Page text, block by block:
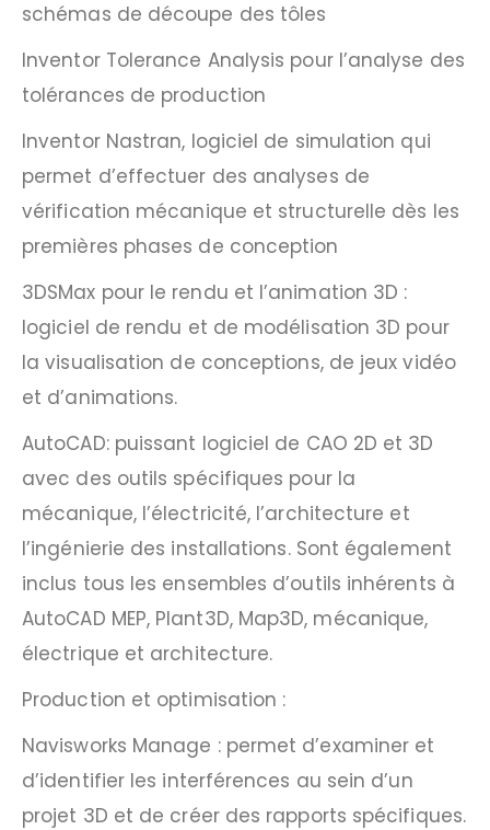
schémas de découpe des tôles
Inventor Tolerance Analysis pour l’analyse des
tolérances de production
Inventor Nastran, logiciel de simulation qui
permet d’effectuer des analyses de
vérification mécanique et structurelle dès les
premières phases de conception
3DSMax pour le rendu et l’animation 3D :
logiciel de rendu et de modélisation 3D pour
la visualisation de conceptions, de jeux vidéo
et d’animations.
AutoCAD: puissant logiciel de CAO 2D et 3D
avec des outils spécifiques pour la
mécanique, l’électricité, l’architecture et
l’ingénierie des installations. Sont également
inclus tous les ensembles d’outils inhérents à
AutoCAD MEP, Plant3D, Map3D, mécanique,
électrique et architecture.
Production et optimisation :
Navisworks Manage : permet d’examiner et
d’identifier les interférences au sein d’un
projet 3D et de créer des rapports spécifiques.